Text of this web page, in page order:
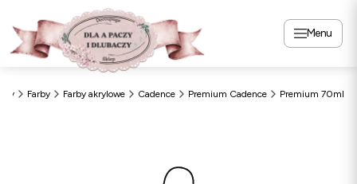
Menu
Farby Farby akrylowe Cadence Premium Cadence Premium 70ml